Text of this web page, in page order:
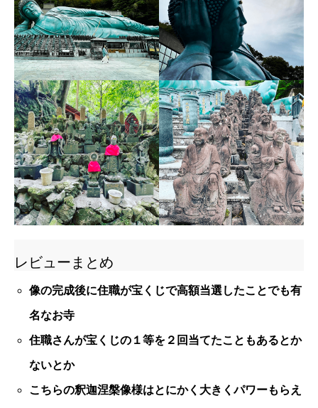
レビューまとめ
像の完成後に住職が宝くじで高額当選したことでも有
名なお寺
住職さんが宝くじの１等を２回当てたこともあるとか
ないとか
こちらの釈迦涅槃像様はとにかく大きくパワーもらえ